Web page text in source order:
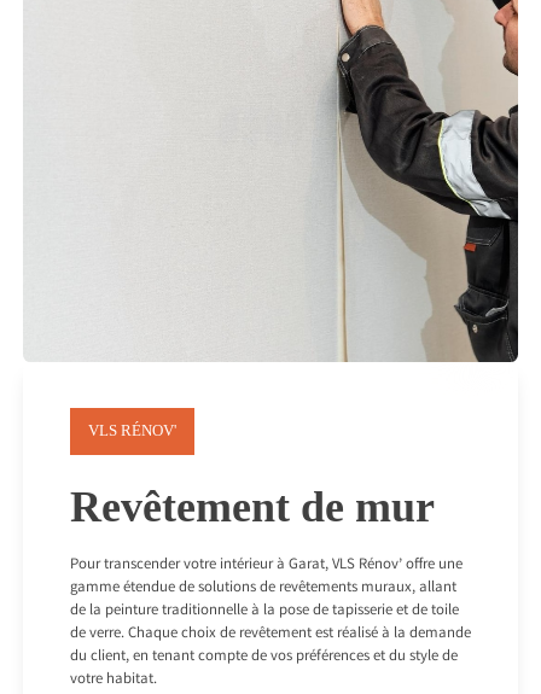
VLS RÉNOV'
Revêtement de mur
Pour transcender votre intérieur à Garat, VLS Rénov’ offre une
gamme étendue de solutions de revêtements muraux, allant
de la peinture traditionnelle à la pose de tapisserie et de toile
de verre. Chaque choix de revêtement est réalisé à la demande
du client, en tenant compte de vos préférences et du style de
votre habitat.